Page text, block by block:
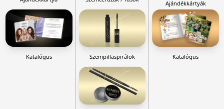
Katalógus Szempillaspirálok
Ajándékkártyák
Katalógus